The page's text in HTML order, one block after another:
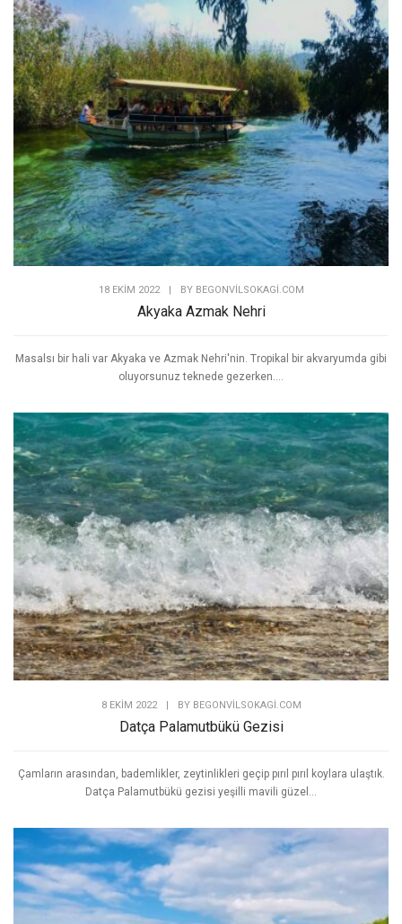
18 EKIM 2022 | BY BEGONVILSOKAGI.COM
Akyaka Azmak Nehri
Masalsı bir hali var Akyaka ve Azmak Nehri'nin. Tropikal bir akvaryumda gibi
oluyorsunuz teknede gezerken....
8 EKIM 2022 | BY BEGONVILSOKAGI.COM
Datça Palamutbükü Gezisi
Çamların arasından, bademlikler, zeytinlikleri geçip pırıl pırıl koylara ulaştık.
Datça Palamutbükü gezisi yeşilli mavili güzel...